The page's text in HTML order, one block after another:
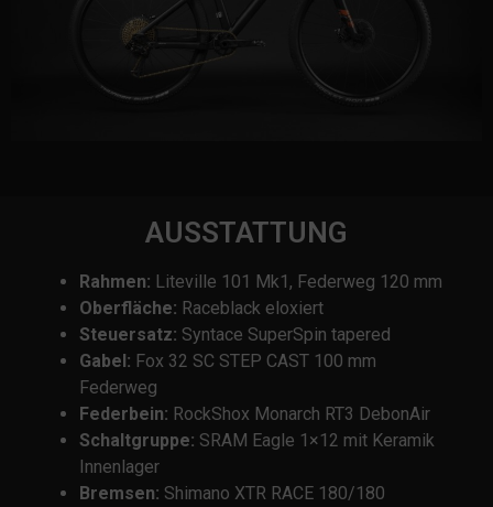
AUSSTATTUNG
Rahmen: Liteville 101 Mk1, Federweg 120 mm
Oberfläche: Raceblack eloxiert
Steuersatz: Syntace SuperSpin tapered
Gabel: Fox 32 SC STEP CAST 100 mm
Federweg
Federbein: RockShox Monarch RT3 DebonAir
Schaltgruppe: SRAM Eagle 1×12 mit Keramik
Innenlager
Bremsen: Shimano XTR RACE 180/180